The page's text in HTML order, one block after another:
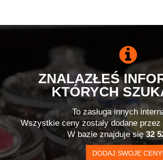
ZNALAZŁEŚ
KTÓRYCH
To zasługa innych
Wszystkie ceny zostały dodane
W bazie znajduje się32
DODAJ SWOJE CENY!